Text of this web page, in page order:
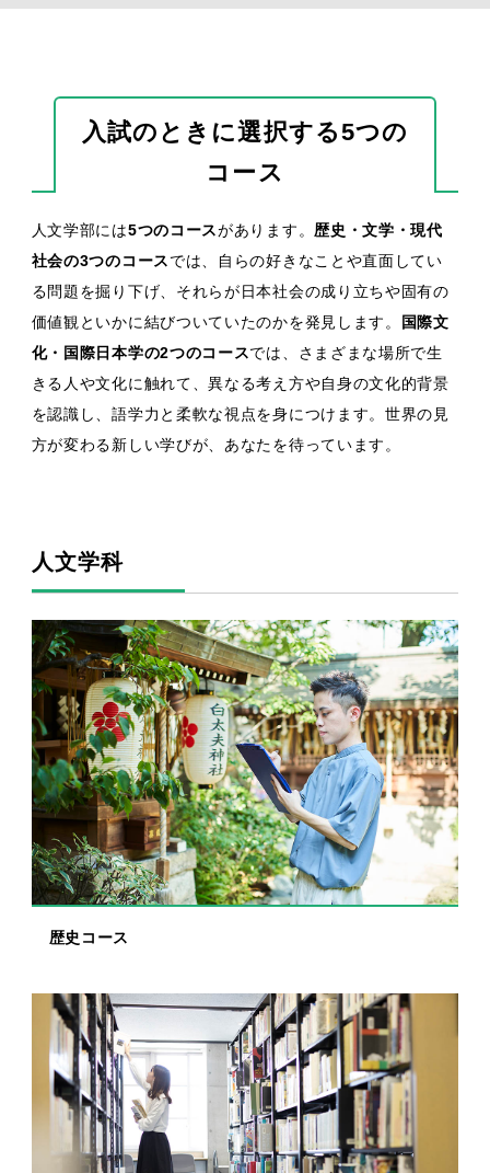
入試のときに選択する5つの
コース
人文学部には5つのコースがあります。 歴史・文学・現代
社会の3つのコースでは、自らの好きなことや直面してい
る問題を掘り下げ、それらが日本社会の成り立ちや固有の
価値観といかに結びついていたのかを発見します。
国際文
化・国際日本学の2つのコースでは、さまざまな場所で生
きる人や文化に触れて、異なる考え方や自身の文化的背景
を認識し、語学力と柔軟な視点を身につけます。世界の見
方が変わる新しい学びが、あなたを待っています。
人文学科
歴史コース